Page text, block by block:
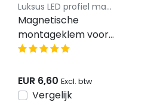
Luksus LED profiel magnetische montageklem
Magnetische
montageklem voor
LED profiel 01ALU
EUR 6,60 Excl. btw
Vergelijk